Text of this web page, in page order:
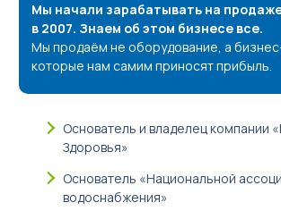
Мы начали зарабатывать на
в 2007. Знаем об этом бизнесе все.
Мы продаём не оборудование, а
которые нам самим приносят прибыль.
Основатель и владелец компании
Здоровья»
Основатель «Национальной
водоснабжения»